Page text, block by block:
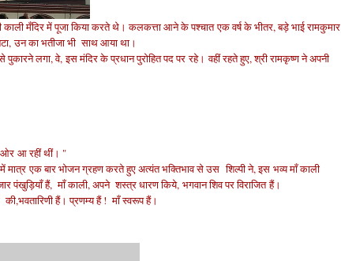
काली मँदिर में पूजा किया करते थे। कलकत्ता आने के पश्चातएक वर्ष के भीतर, बड़े भाई रामकुमार
उन का भतीजा भी साथ आया था।
पुकारने लगा, वे, इस मंदिर के प्रधान पुरोहित पद पर रहे।वहीं रहते हुए, श्री रामकृष्ण ने अपनी
ओर आ रहीं थीं। "
मात्रएक बार भोजन ग्रहण करते हुए अत्यंत भक्तिभाव से उस शिल्पी ने, इस भव्य माँ काली
पंखुड़ियाँ हैं, माँ काली, अपने शस्त्र धारण किये,भगवान शिव पर विराजितहैं।
की,भवतारिणी हैं। प्रणम्य हैं ! माँ स्वरूप हैं।